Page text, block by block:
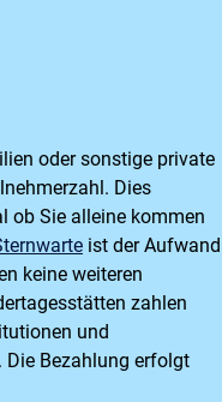
oder sonstige private
Dies
ob Sie alleine kommen
ist der Aufwand
keine weiteren
zahlen
und
Die Bezahlung erfolgt